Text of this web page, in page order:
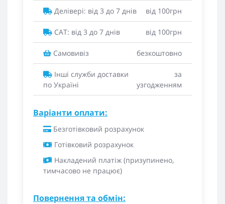
Делівері: від 3 до 7 днів від 100грн
САТ: від 3 до 7 днів від 100грн
Самовивіз безкоштовно
Інші служби доставки
по Україні
за
узгодженням
Варіанти оплати:
Безготівковий розрахунок
Готівковий розрахунок
Накладений платіж (призупинено,
тимчасово не працює)
Повернення та обмін: